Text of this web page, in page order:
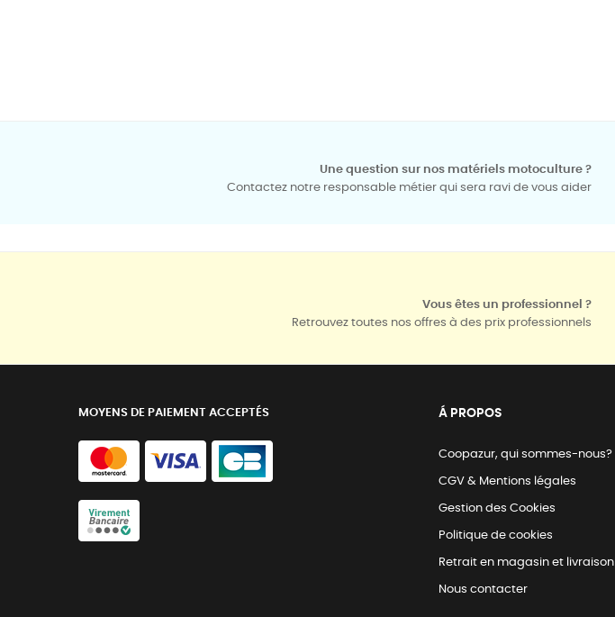
Une question sur nos matériels motoculture ?
Contactez notre responsable métier qui sera ravi de vous aider
Vous êtes un professionnel ?
Retrouvez toutes nos offres à des prix professionnels
MOYENS DE PAIEMENT ACCEPTÉS Á PROPOS
Coopazur, qui sommes-nous?
CGV & Mentions légales
Gestion des Cookies
Politique de cookies
Retrait en magasin et livraison
Nous contacter